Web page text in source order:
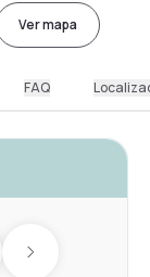
Ver mapa
FAQ
Next day